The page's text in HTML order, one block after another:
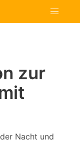
zur
Nacht und